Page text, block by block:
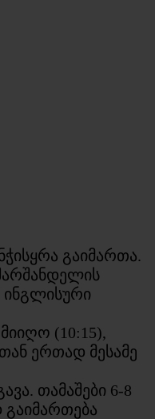
გაიმართა.
ინგლისური
(10:15),
ერთად მესამე
თამაშები 6-8
გაიმართება